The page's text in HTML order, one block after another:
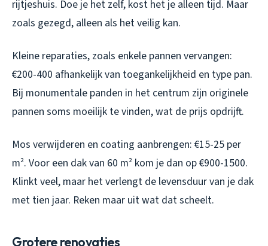
rijtjeshuis. Doe je het zelf, kost het je alleen tijd. Maar
zoals gezegd, alleen als het veilig kan.
Kleine reparaties, zoals enkele pannen vervangen:
€200-400 afhankelijk van toegankelijkheid en type pan.
Bij monumentale panden in het centrum zijn originele
pannen soms moeilijk te vinden, wat de prijs opdrijft.
Mos verwijderen en coating aanbrengen: €15-25 per
m². Voor een dak van 60 m² kom je dan op €900-1500.
Klinkt veel, maar het verlengt de levensduur van je dak
met tien jaar. Reken maar uit wat dat scheelt.
Grotere renovaties